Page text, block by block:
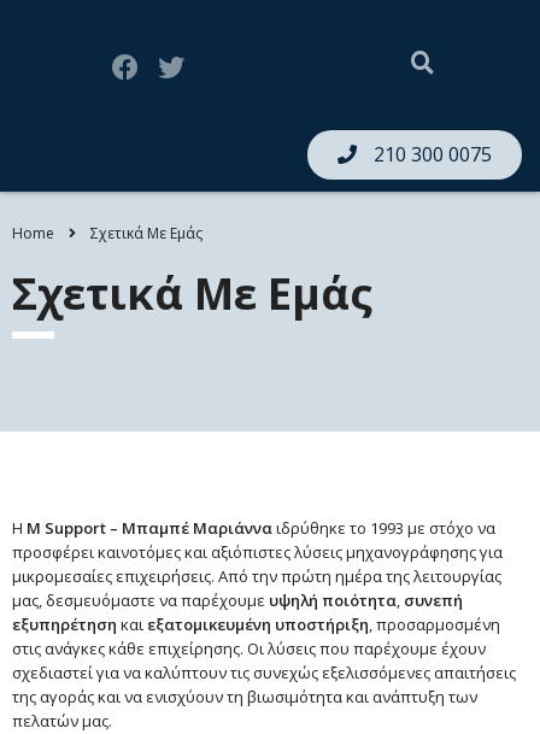
210 300 0075
Home Σχετικά Με Εμάς
Σχετικά Με Εμάς
Η M Support – Μπαμπέ Μαριάνναιδρύθηκε το 1993 με στόχο να
προσφέρει καινοτόμες και αξιόπιστες λύσεις μηχανογράφησης για
μικρομεσαίες επιχειρήσεις. Από την πρώτη ημέρα της λειτουργίας
μας, δεσμευόμαστε να παρέχουμε υψηλή ποιότητα, συνεπή
εξυπηρέτηση και εξατομικευμένη υποστήριξη, προσαρμοσμένη
στις ανάγκες κάθε επιχείρησης. Οι λύσεις που παρέχουμε έχουν
σχεδιαστεί για να καλύπτουν τις συνεχώς εξελισσόμενες απαιτήσεις
της αγοράς και να ενισχύουν τη βιωσιμότητα και ανάπτυξη των
πελατών μας.